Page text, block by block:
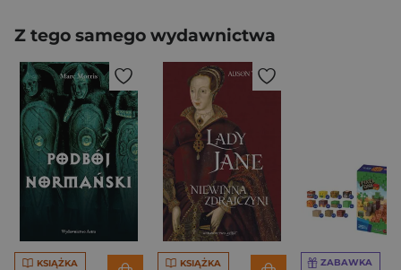
Z tego samego wydawnictwa
KSIĄŻKA KSIĄŻKA ZABAWKA